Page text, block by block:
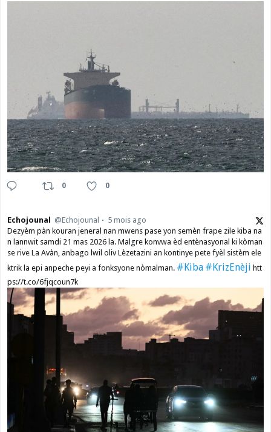
0 0
Echojounal @Echojounal
5 mois ago
Dezyèm pàn kouran jeneral nan mwens pase yon semèn frape zile kiba na
n lannwit samdi 21 mas 2026 la. Malgre konvwa èd entènasyonal ki kòman
se rive La Avàn, anbago lwil oliv Lèzetazini an kontinye pete fyèl sistèm ele
ktrik la epi anpeche peyi a fonksyone nòmalman. #Kiba #KrizEnèji htt
ps://t.co/6fjqcoun7k